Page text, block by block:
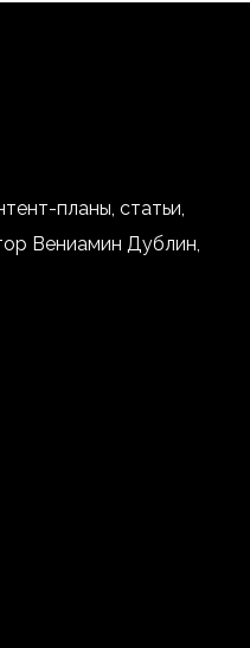
планы, статьи,
Вениамин Дублин,